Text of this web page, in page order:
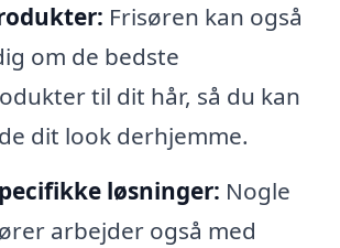
Frisøren kan også
om de bedste
til dit hår, så du kan
dit look derhjemme.
løsninger: Nogle
arbejder også med